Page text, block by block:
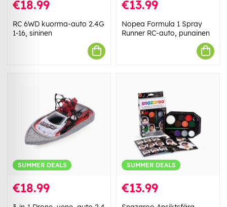
€18.99
RC 6WD kuorma-auto 2.4G
1-16, sininen
€13.99
Nopea Formula 1 Spray
Runner RC-auto, punainen
SUMMER DEALS
€18.99
SUMMER DEALS
€13.99